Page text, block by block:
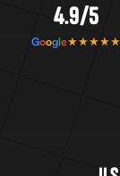
4.9/5
Google★★★★★